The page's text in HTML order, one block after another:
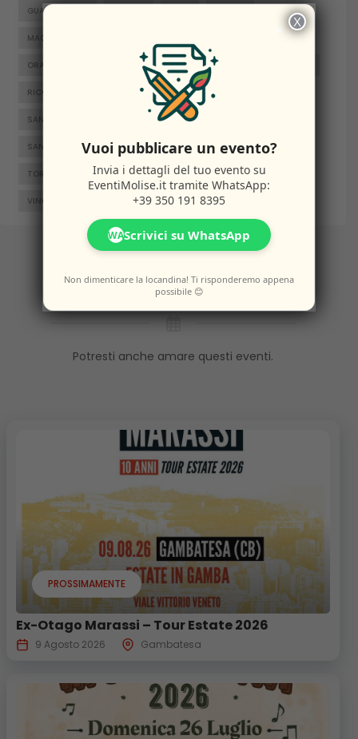
GUARDIAREGIA
MACCHIAGODENA
ORATINO PIETRABBONDANTE
RICCIA ROCCAMANDOLFI
SAN GIACOMO DEGLI SCHIAVONI SAN MASSIMO
SANTA CROCE DI MAGLIANO SEPINO TERMOLI
TORELLA DEL SANNIO TRIVENTO VENAFRO
VINCHIATURO
AltriEventi
Potresti anche amare questi eventi.
PROSSIMAMENTE
Ex-Otago Marassi – Tour Estate 2026
9 Agosto 2026 Gambatesa
×
Vuoi pubblicare un evento?
Invia i dettagli del tuo evento su
EventiMolise.it tramite WhatsApp:
+39 350 191 8395
WAScrivici su WhatsApp
Non dimenticare la locandina! Ti risponderemo appena
possibile 😊
X